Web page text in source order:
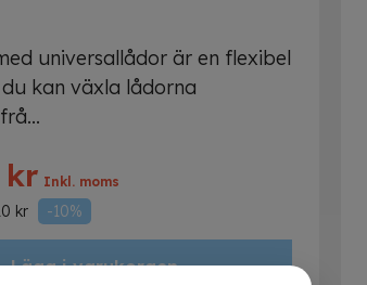
universallådor är en flexibel
kan växla lådorna
kr Inkl. moms
kr -10%
Lägg i varukorgen